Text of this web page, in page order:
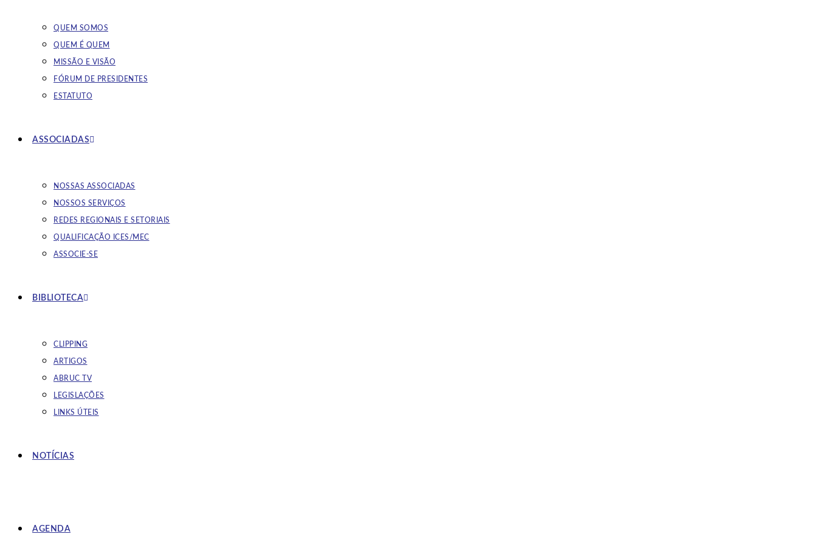
QUEM SOMOS
QUEM É QUEM
MISSÃO E VISÃO
FÓRUM DE PRESIDENTES
ESTATUTO
ASSOCIADAS
NOSSAS ASSOCIADAS
NOSSOS SERVIÇOS
REDES REGIONAIS E SETORIAIS
QUALIFICAÇÃO ICES/MEC
ASSOCIE-SE
BIBLIOTECA
CLIPPING
ARTIGOS
ABRUC TV
LEGISLAÇÕES
LINKS ÚTEIS
NOTÍCIAS
AGENDA